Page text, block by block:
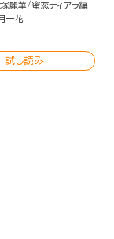
塚麗華
蜜恋ティアラ編
一花
試し読み